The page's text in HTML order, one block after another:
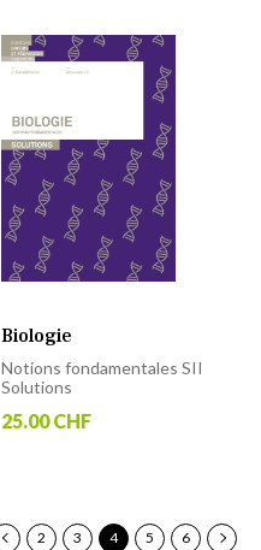
Biologie
Notions fondamentales SII
Solutions
25.00 CHF
Page
Précédent
Page
2 Page
3
Vous
4 Page
5 Page
6 Page